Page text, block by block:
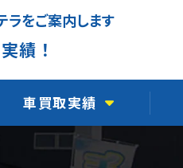
をご案内します
績！
車買取実績
軽自動車買取実績